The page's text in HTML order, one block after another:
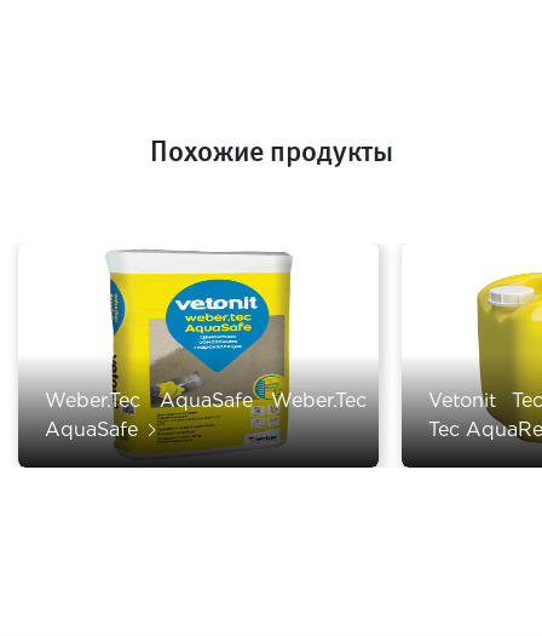
Похожие продукты
Weber.Tec AquaSafe Weber.Tec
AquaSafe
Vetonit
Tec